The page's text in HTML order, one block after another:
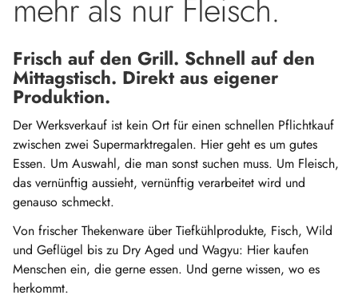
mehr als nur Fleisch.
Frisch auf den Grill. Schnell auf den
Mittagstisch. Direkt aus eigener
Produktion.
Der Werksverkauf ist kein Ort für einen schnellen Pflichtkauf
zwischen zwei Supermarktregalen. Hier geht es um gutes
Essen. Um Auswahl, die man sonst suchen muss. Um Fleisch,
das vernünftig aussieht, vernünftig verarbeitet wird und
genauso schmeckt.
Von frischer Thekenware über Tiefkühlprodukte, Fisch, Wild
und Geflügel bis zu Dry Aged und Wagyu: Hier kaufen
Menschen ein, die gerne essen. Und gerne wissen, wo es
herkommt.